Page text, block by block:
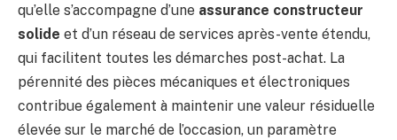
qu’elle s’accompagne d’une assurance constructeur
solide et d’un réseau de services après-vente étendu,
qui facilitent toutes les démarches post-achat. La
pérennité des pièces mécaniques et électroniques
contribue également à maintenir une valeur résiduelle
élevée sur le marché de l’occasion, un paramètre